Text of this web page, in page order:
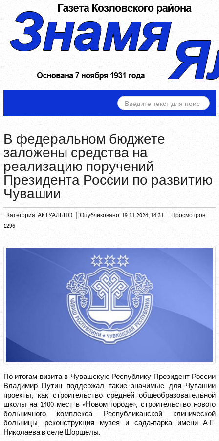
ИСКАТЬ...
В федеральном бюджете
заложены средства на
реализацию поручений
Президента России по развитию
Чувашии
Категория: АКТУАЛЬНО Опубликовано: 19.11.2024, 14:31
Просмотров:
1296
По итогам визита в Чувашскую Республику Президент России
Владимир Путин поддержал такие значимые для Чувашии
проекты, как строительство средней общеобразовательной
школы на 1400 мест в «Новом городе», строительство нового
больничного комплекса Республиканской клинической
больницы, реконструкция музея и сада-парка имени А.Г.
Николаева в селе Шоршелы.